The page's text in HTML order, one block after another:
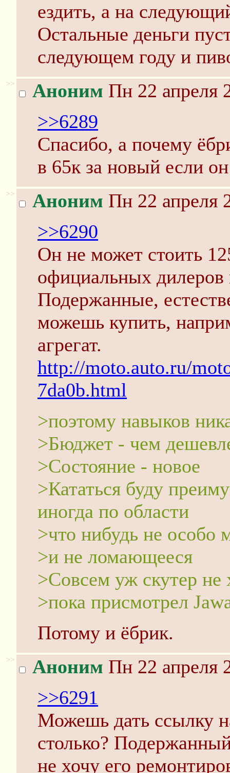
ездить, а на
Остальные деньги
следующем году и
>> Аноним Пн 22 апреля
>>6289
Спасибо, а почему
в 65к за новый если
>> Аноним Пн 22 апреля
>>6290
Он не может стоить
официальных
Подержанные,
можешь купить,
агрегат.
http://moto.auto.ru/
7da0b.html
>поэтому навыков
>Бюджет - чем
>Состояние - новое
>Кататься буду
иногда по области
>что нибудь не особо
>и не ломающееся
>Совсем уж скутер не
>пока присмотрел
Потому и ёбрик.
>> Аноним Пн 22 апреля
>>6291
Можешь дать ссылку
столько?
не хочу его